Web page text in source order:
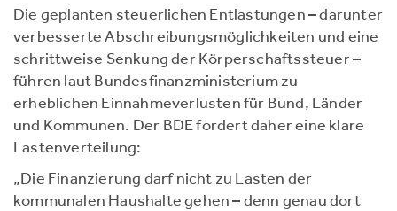
Die geplanten steuerlichen Entlastungen – darunter
verbesserte Abschreibungsmöglichkeiten und eine
schrittweise Senkung der Körperschaftssteuer –
führen laut Bundesfinanzministerium zu
erheblichen Einnahmeverlusten für Bund, Länder
und Kommunen. Der BDE fordert daher eine klare
Lastenverteilung:
„Die Finanzierung darf nicht zu Lasten der
kommunalen Haushalte gehen – denn genau dort